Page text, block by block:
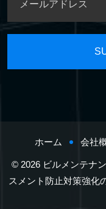
ホーム 会社
© 2026 ビルメンテナ
スメント防止対策強化